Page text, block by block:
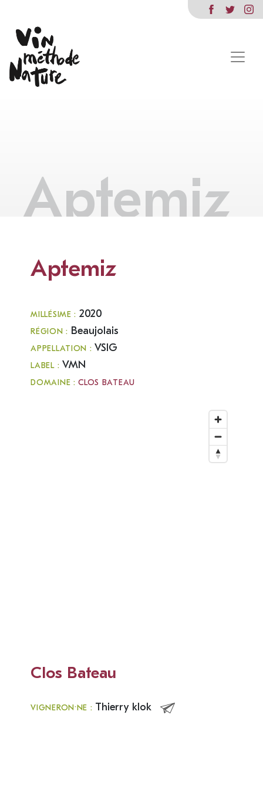
Aptemiz
Aptemiz
MILLÉSIME : 2020
RÉGION : Beaujolais
APPELLATION : VSIG
LABEL : VMN
DOMAINE :CLOS BATEAU
Clos Bateau
VIGNERON·NE : Thierry klok